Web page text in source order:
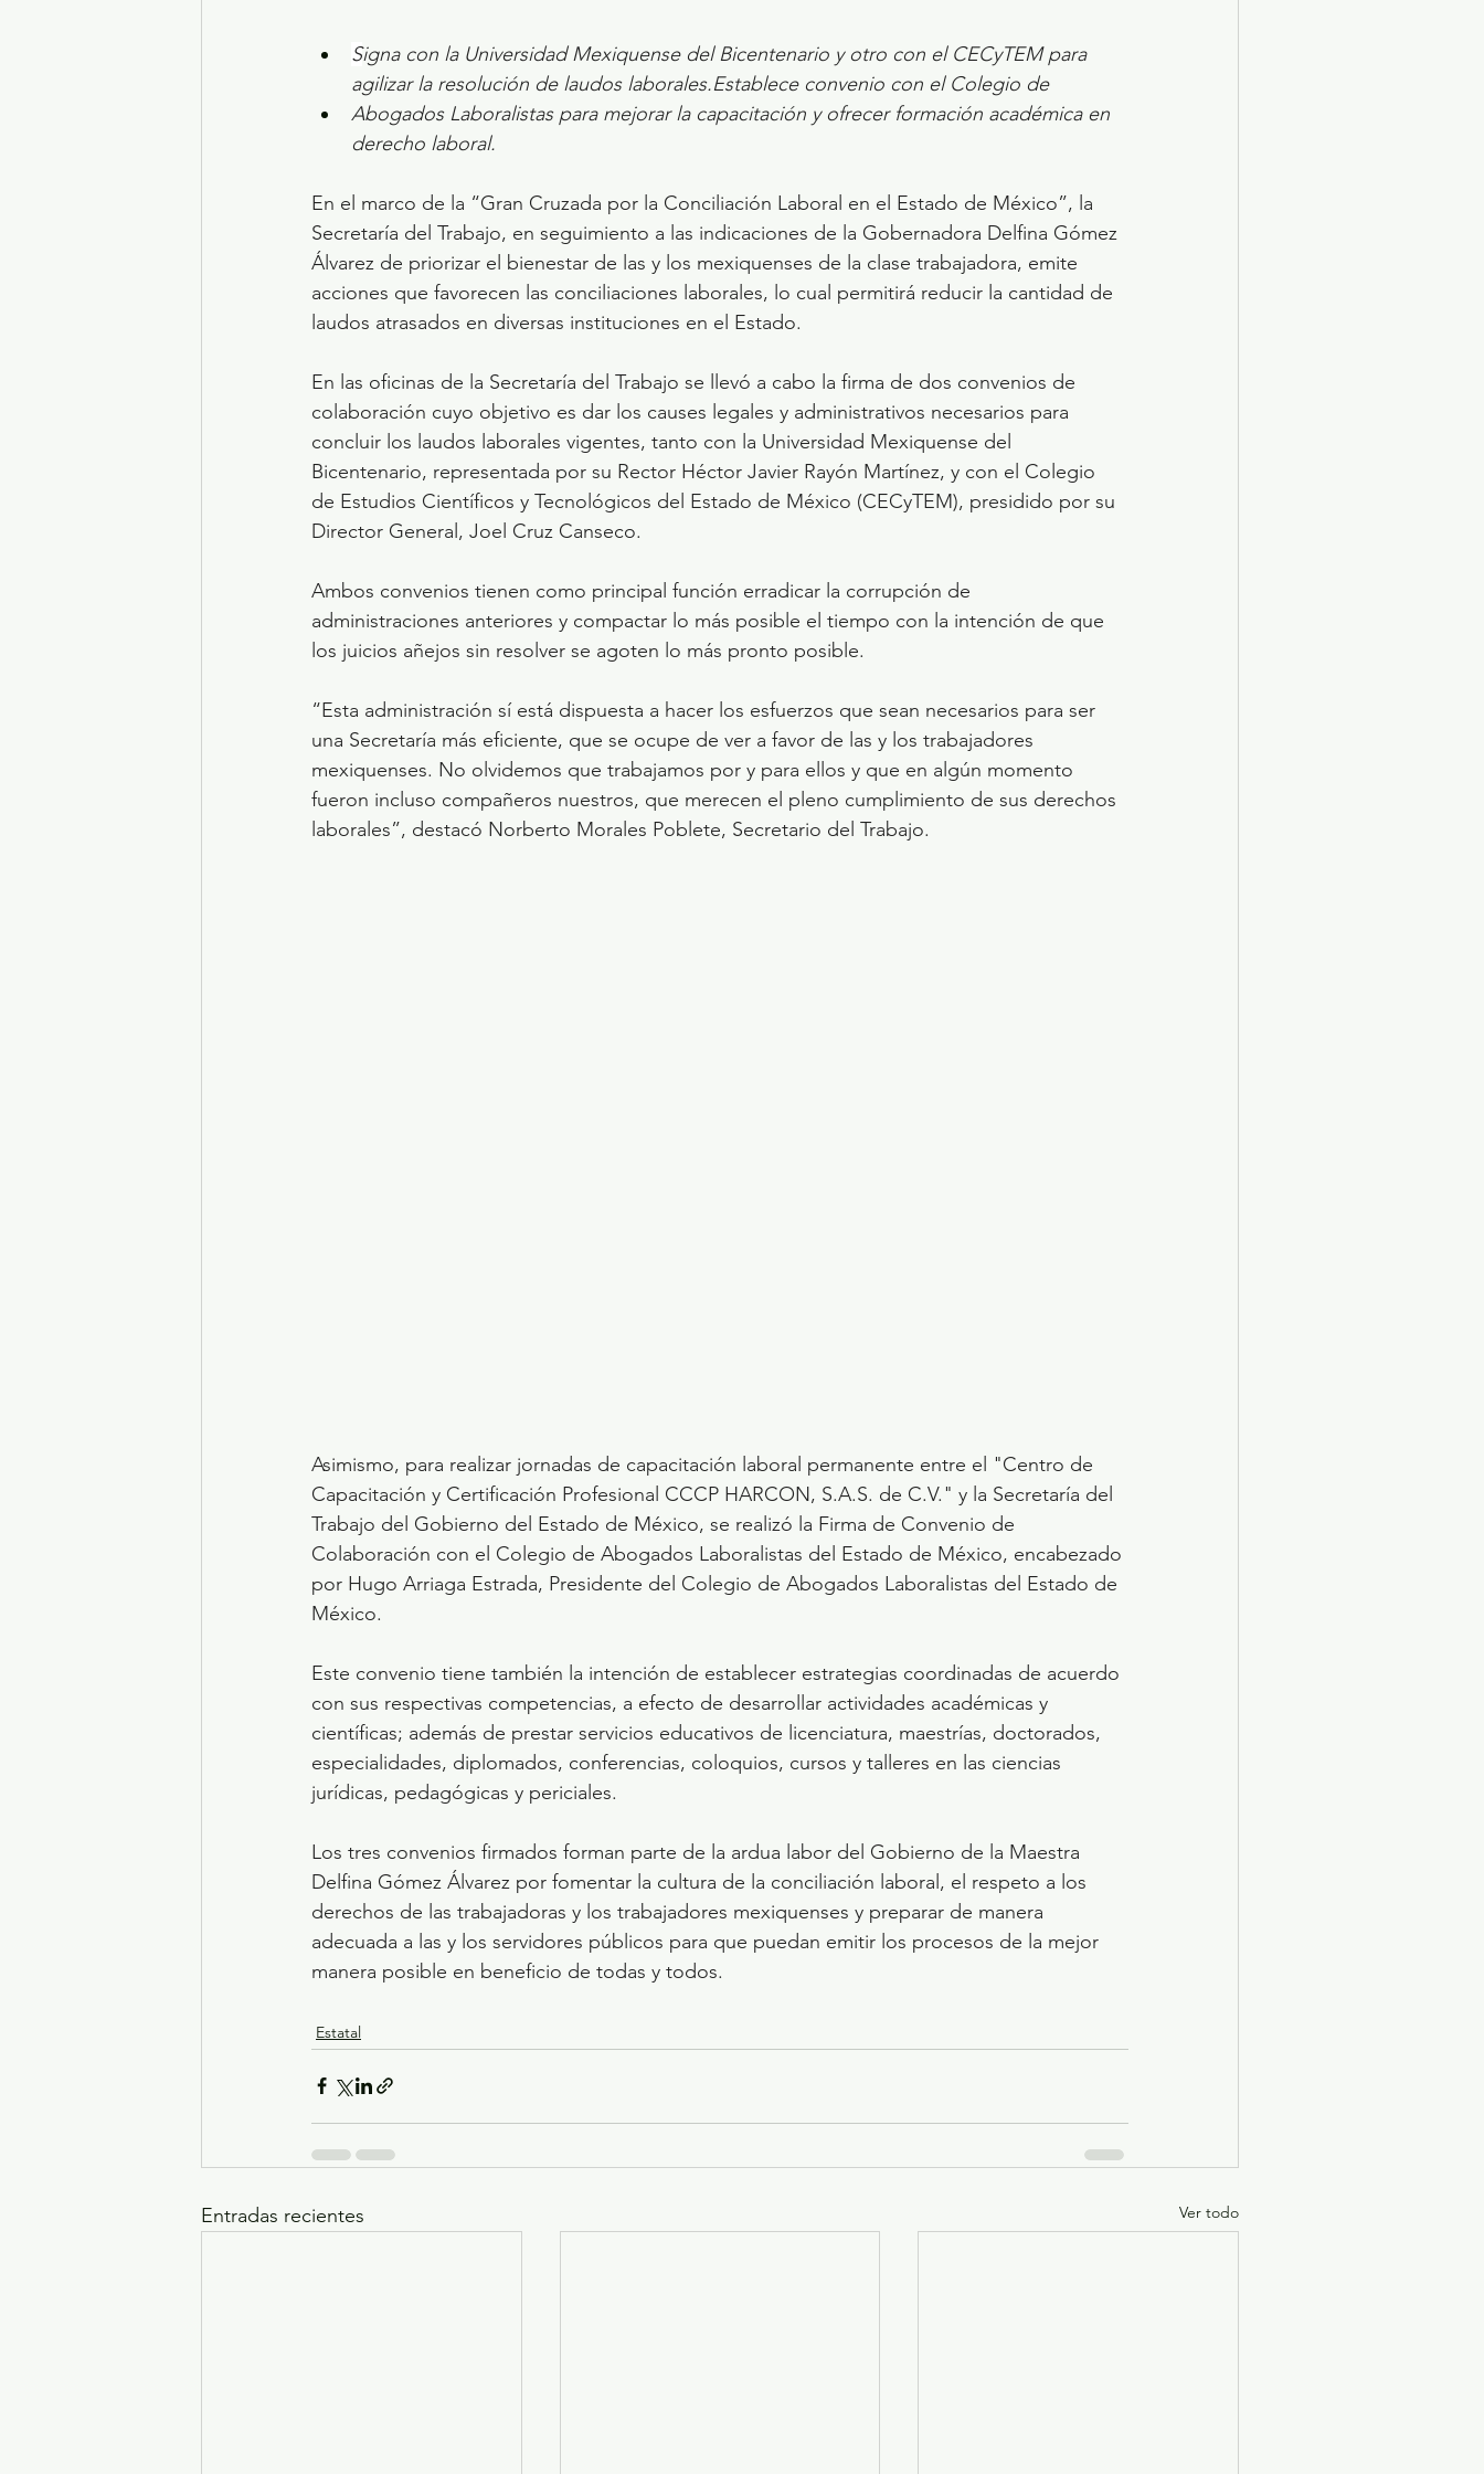
Signa con la Universidad Mexiquense del Bicentenario y otro con el CECyTEM para
agilizar la resolución de laudos laborales.Establece convenio con el Colegio de
Abogados Laboralistas para mejorar la capacitación y ofrecer formación académica en
derecho laboral.
En el marco de la “Gran Cruzada por la Conciliación Laboral en el Estado de México”, la
Secretaría del Trabajo, en seguimiento a las indicaciones de la Gobernadora Delfina Gómez
Álvarez de priorizar el bienestar de las y los mexiquenses de la clase trabajadora, emite
acciones que favorecen las conciliaciones laborales, lo cual permitirá reducir la cantidad de
laudos atrasados en diversas instituciones en el Estado.
En las oficinas de la Secretaría del Trabajo se llevó a cabo la firma de dos convenios de
colaboración cuyo objetivo es dar los causes legales y administrativos necesarios para
concluir los laudos laborales vigentes, tanto con la Universidad Mexiquense del
Bicentenario, representada por su Rector Héctor Javier Rayón Martínez, y con el Colegio
de Estudios Científicos y Tecnológicos del Estado de México (CECyTEM), presidido por su
Director General, Joel Cruz Canseco.
Ambos convenios tienen como principal función erradicar la corrupción de
administraciones anteriores y compactar lo más posible el tiempo con la intención de que
los juicios añejos sin resolver se agoten lo más pronto posible.
“Esta administración sí está dispuesta a hacer los esfuerzos que sean necesarios para ser
una Secretaría más eficiente, que se ocupe de ver a favor de las y los trabajadores
mexiquenses. No olvidemos que trabajamos por y para ellos y que en algún momento
fueron incluso compañeros nuestros, que merecen el pleno cumplimiento de sus derechos
laborales”, destacó Norberto Morales Poblete, Secretario del Trabajo.
Asimismo, para realizar jornadas de capacitación laboral permanente entre el "Centro de
Capacitación y Certificación Profesional CCCP HARCON, S.A.S. de C.V." y la Secretaría del
Trabajo del Gobierno del Estado de México, se realizó la Firma de Convenio de
Colaboración con el Colegio de Abogados Laboralistas del Estado de México, encabezado
por Hugo Arriaga Estrada, Presidente del Colegio de Abogados Laboralistas del Estado de
México.
Este convenio tiene también la intención de establecer estrategias coordinadas de acuerdo
con sus respectivas competencias, a efecto de desarrollar actividades académicas y
científicas; además de prestar servicios educativos de licenciatura, maestrías, doctorados,
especialidades, diplomados, conferencias, coloquios, cursos y talleres en las ciencias
jurídicas, pedagógicas y periciales.
Los tres convenios firmados forman parte de la ardua labor del Gobierno de la Maestra
Delfina Gómez Álvarez por fomentar la cultura de la conciliación laboral, el respeto a los
derechos de las trabajadoras y los trabajadores mexiquenses y preparar de manera
adecuada a las y los servidores públicos para que puedan emitir los procesos de la mejor
manera posible en beneficio de todas y todos.
Estatal
Entradas recientes Ver todo